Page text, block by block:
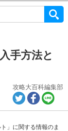
手方法と
攻略大百科編集部
」に関する情報のま